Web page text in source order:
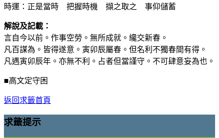
時運：正是當時 把握時機 擷之取之 事仰儲蓄
解說及記載：
言自今以前。作事空勞。無所成就。纔交新春。
凡百謀為。皆得遂意。寅卯辰屬春。但名利不獨春間有得。
凡遇寅卯辰年。亦無不利。占者但當謹守。不可肆意妄為也。
■高文定守困
返回求籤首頁
求籤提示